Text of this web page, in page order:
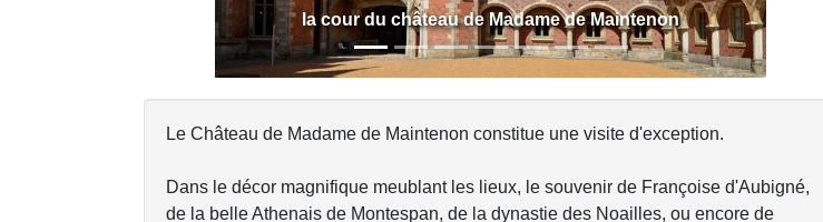
la cour du château de Madame de Maintenon
Le Château de Madame de Maintenon constitue une visite d'exception.
Dans le décor magnifique meublant les lieux, le souvenir de Françoise d'Aubigné,
de la belle Athenais de Montespan, de la dynastie des Noailles, ou encore de